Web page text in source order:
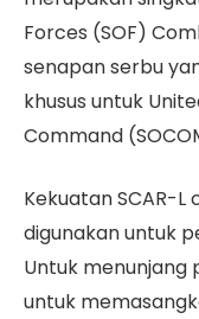
Forces (SOF)
senapan serbu
khusus untuk
Command
Kekuatan SCAR-
digunakan untuk
Untuk
untuk